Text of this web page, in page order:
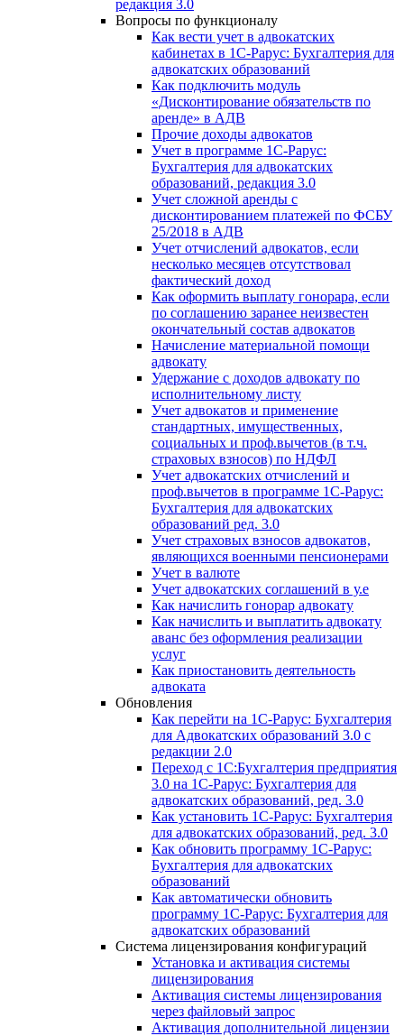
редакция 3.0
Вопросы по функционалу
Как вести учет в адвокатских
кабинетах в 1С-Рарус: Бухгалтерия для
адвокатских образований
Как подключить модуль
«Дисконтирование обязательств по
аренде» в АДВ
Прочие доходы адвокатов
Учет в программе 1С-Рарус:
Бухгалтерия для адвокатских
образований, редакция 3.0
Учет сложной аренды с
дисконтированием платежей по ФСБУ
25/2018 в АДВ
Учет отчислений адвокатов, если
несколько месяцев отсутствовал
фактический доход
Как оформить выплату гонорара, если
по соглашению заранее неизвестен
окончательный состав адвокатов
Начисление материальной помощи
адвокату
Удержание с доходов адвокату по
исполнительному листу
Учет адвокатов и применение
стандартных, имущественных,
социальных и проф.вычетов (в т.ч.
страховых взносов) по НДФЛ
Учет адвокатских отчислений и
проф.вычетов в программе 1С-Рарус:
Бухгалтерия для адвокатских
образований ред. 3.0
Учет страховых взносов адвокатов,
являющихся военными пенсионерами
Учет в валюте
Учет адвокатских соглашений в у.е
Как начислить гонорар адвокату
Как начислить и выплатить адвокату
аванс без оформления реализации
услуг
Как приостановить деятельность
адвоката
Обновления
Как перейти на 1С-Рарус: Бухгалтерия
для Адвокатских образований 3.0 с
редакции 2.0
Переход с 1С:Бухгалтерия предприятия
3.0 на 1С-Рарус: Бухгалтерия для
адвокатских образований, ред. 3.0
Как установить 1С-Рарус: Бухгалтерия
для адвокатских образований, ред. 3.0
Как обновить программу 1С-Рарус:
Бухгалтерия для адвокатских
образований
Как автоматически обновить
программу 1С-Рарус: Бухгалтерия для
адвокатских образований
Система лицензирования конфигураций
Установка и активация системы
лицензирования
Активация системы лицензирования
через файловый запрос
Активация дополнительной лицензии